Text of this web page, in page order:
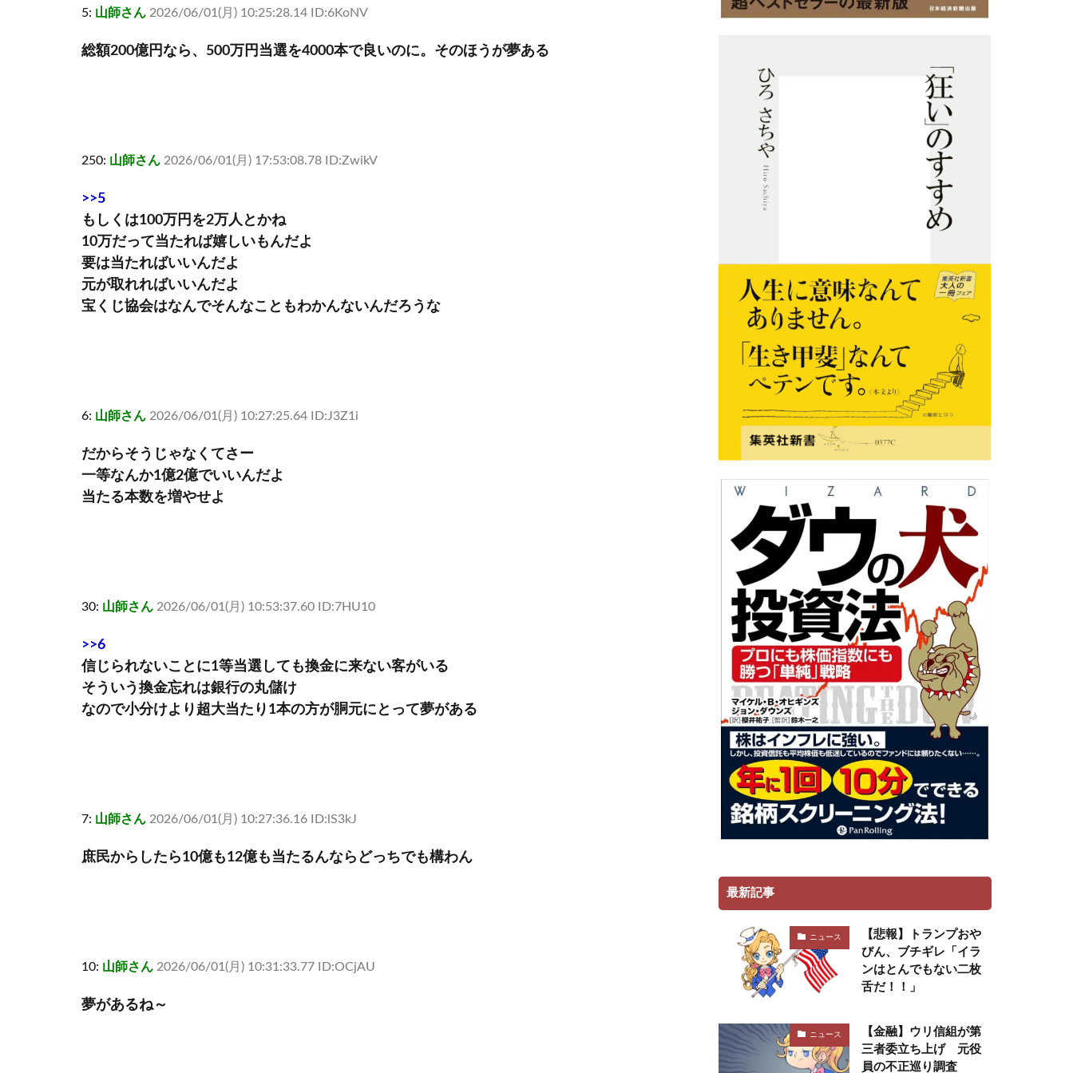
5: 山師さん 2026/06/01(月) 10:25:28.14 ID:6KoNV
総額200億円なら、500万円当選を4000本で良いのに。そのほうが夢ある
250: 山師さん 2026/06/01(月) 17:53:08.78 ID:ZwikV
>>5
もしくは100万円を2万人とかね
10万だって当たれば嬉しいもんだよ
要は当たればいいんだよ
元が取れればいいんだよ
宝くじ協会はなんでそんなこともわかんないんだろうな
6: 山師さん 2026/06/01(月) 10:27:25.64 ID:J3Z1i
だからそうじゃなくてさー
一等なんか1億2億でいいんだよ
当たる本数を増やせよ
30: 山師さん 2026/06/01(月) 10:53:37.60 ID:7HU10
>>6
信じられないことに1等当選しても換金に来ない客がいる
そういう換金忘れは銀行の丸儲け
なので小分けより超大当たり1本の方が胴元にとって夢がある
7: 山師さん 2026/06/01(月) 10:27:36.16 ID:lS3kJ
庶民からしたら10億も12億も当たるんならどっちでも構わん
10: 山師さん 2026/06/01(月) 10:31:33.77 ID:OCjAU
夢があるね～
最新記事
ニュース
【悲報】トランプおや
びん、ブチギレ「イラ
ンはとんでもない二枚
舌だ！！」
ニュース
【金融】ウリ信組が第
三者委立ち上げ 元役
員の不正巡り調査